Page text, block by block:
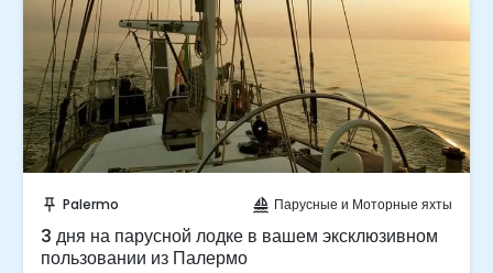
push_pin Palermo sailing Парусные и Моторные яхты
3 дня на парусной лодке в вашем эксклюзивном
пользовании из Палермо